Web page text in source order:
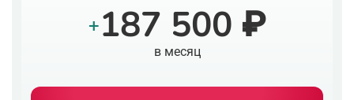
+187 500 ₽
в месяц